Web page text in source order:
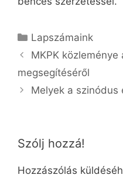
Kategória
Lapszámaink
MKPK
megsegítéséről
Melyek a szinódus
Szólj hozzá!
Hozzászólás